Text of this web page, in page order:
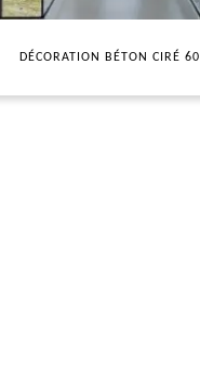
DÉCORATION BÉTON CIRÉ 60